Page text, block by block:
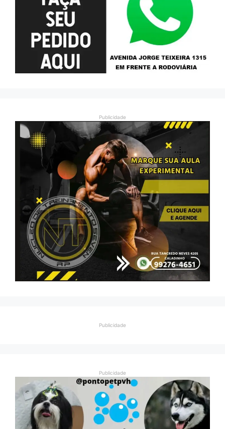
Publicidade
Publicidade
Publicidade